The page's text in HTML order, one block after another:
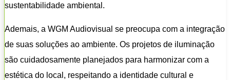
sustentabilidade ambiental.
Ademais, a WGM Audiovisual se preocupa com a integração
de suas soluções ao ambiente. Os projetos de iluminação
são cuidadosamente planejados para harmonizar com a
estética do local, respeitando a identidade cultural e